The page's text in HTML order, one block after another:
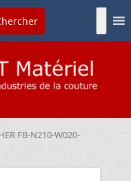
FB-N210-W020-